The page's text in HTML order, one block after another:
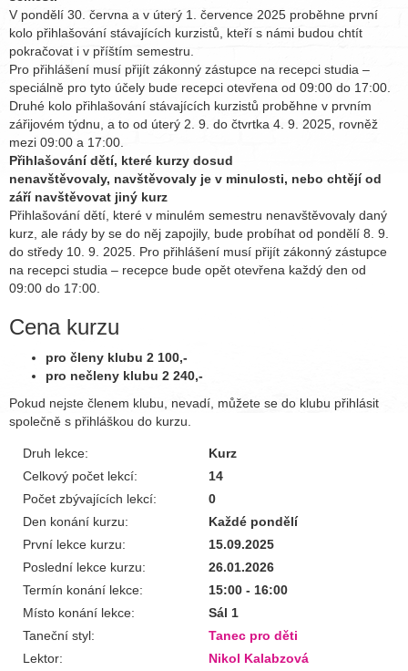
V pondělí 30. června a v úterý 1. července 2025 proběhne první
kolo přihlašování stávajících kurzistů, kteří s námi budou chtít
pokračovat i v příštím semestru.
Pro přihlášení musí přijít zákonný zástupce na recepci studia –
speciálně pro tyto účely bude recepci otevřena od 09:00 do 17:00.
Druhé kolo přihlašování stávajících kurzistů proběhne v prvním
zářijovém týdnu, a to od úterý 2. 9. do čtvrtka 4. 9. 2025, rovněž
mezi 09:00 a 17:00.
Přihlašování dětí, které kurzy dosud
nenavštěvovaly, navštěvovaly je v minulosti, nebo chtějí od
září navštěvovat jiný kurz
Přihlašování dětí, které v minulém semestru nenavštěvovaly daný
kurz, ale rády by se do něj zapojily, bude probíhat od pondělí 8. 9.
do středy 10. 9. 2025. Pro přihlášení musí přijít zákonný zástupce
na recepci studia – recepce bude opět otevřena každý den od
09:00 do 17:00.
Cena kurzu
pro členy klubu 2 100,-
pro nečleny klubu 2 240,-
Pokud nejste členem klubu, nevadí, můžete se do klubu přihlásit
společně s přihláškou do kurzu.
Druh lekce:
Kurz
Celkový počet lekcí:
14
Počet zbývajících lekcí:
0
Den konání kurzu:
Každé pondělí
První lekce kurzu:
15.09.2025
Poslední lekce kurzu:
26.01.2026
Termín konání lekce:
15:00 - 16:00
Místo konání lekce:
Sál 1
Taneční styl:
Tanec pro děti
Lektor:
Nikol Kalabzová